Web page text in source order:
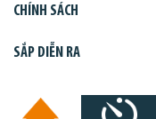
CHÍNH SÁCH
SẮP DIỄN RA